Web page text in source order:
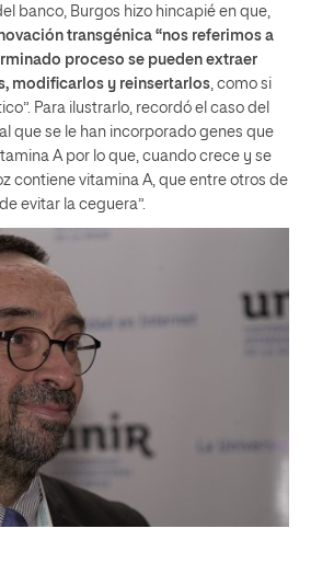
banco, Burgos hizo hincapié en que,
transgénica “nos referimos a
proceso se pueden extraer
modificarlos y reinsertarlos, como si
Para ilustrarlo, recordó el caso del
al que se le han incorporado genes que
A por lo que, cuando crece y se
contiene vitamina A, que entre otros de
evitar la ceguera”.